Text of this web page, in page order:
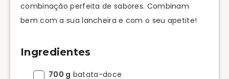
combinação perfeita de sabores. Combinam
bem com a sua lancheira e com o seu apetite!
Ingredientes
700 g batata-doce